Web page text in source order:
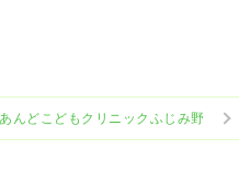
あんどこどもクリニックふじみ野